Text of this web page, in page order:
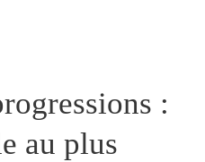
:
au plus